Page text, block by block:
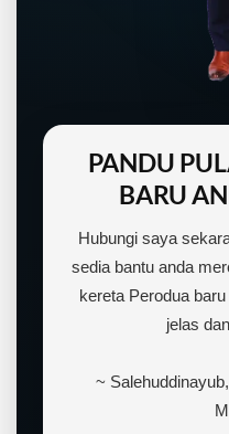
PANDU
BARU
Hubungi saya
sedia bantu anda
kereta Perodua
jelas
~